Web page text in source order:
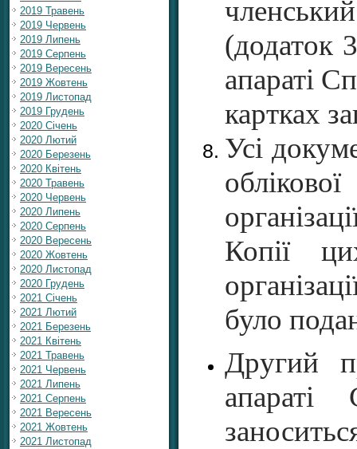
2019 Травень
2019 Червень
2019 Липень
2019 Серпень
2019 Вересень
2019 Жовтень
2019 Листопад
2019 Грудень
2020 Січень
2020 Лютий
2020 Березень
2020 Квітень
2020 Травень
2020 Червень
2020 Липень
2020 Серпень
2020 Вересень
2020 Жовтень
2020 Листопад
2020 Грудень
2021 Січень
2021 Лютий
2021 Березень
2021 Квітень
2021 Травень
2021 Червень
2021 Липень
2021 Серпень
2021 Вересень
2021 Жовтень
2021 Листопад
(додаток
апараті
картках
Усі
Копії
було
Другий
апараті